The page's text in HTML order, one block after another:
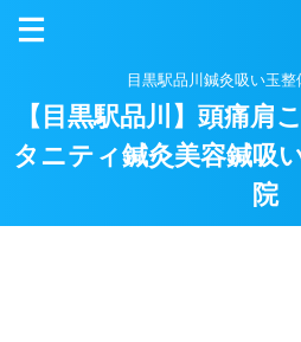
目黒駅品川鍼灸吸い玉
【目黒駅品川】頭痛肩
タニティ鍼灸美容鍼吸
院